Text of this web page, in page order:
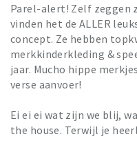
Parel-alert! Zelf zeggen
vinden het de ALLER
concept. Ze hebben
merkkinderkleding &
jaar. Mucho hippe
verse aanvoer!
Ei ei ei wat zijn we blij,
the house. Terwijl je